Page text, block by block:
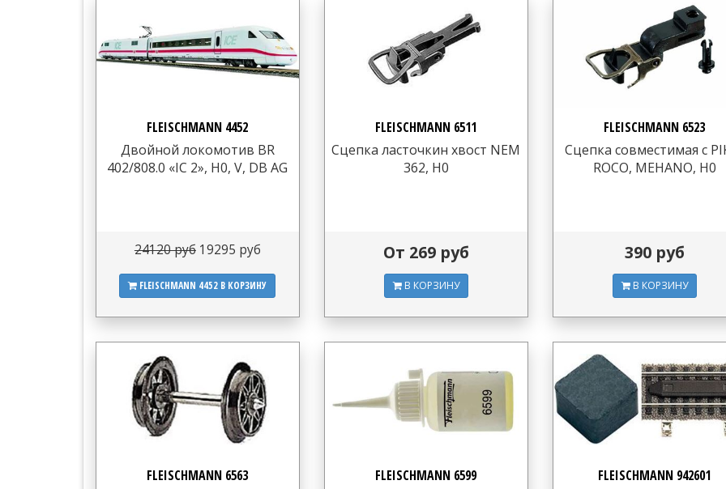
FLEISCHMANN 4452
Двойной локомотив BR
402/808.0 «IC 2», H0, V, DB AG
24120 руб 19295 руб
FLEISCHMANN 4452 В КОРЗИНУ
FLEISCHMANN 6511
Сцепка ласточкин хвост NEM
362, H0
От 269 руб
В КОРЗИНУ
FLEISCHMANN 6523
Сцепка совместимая с
ROCO, MEHANO, H0
390 руб
В КОРЗИНУ
FLEISCHMANN 6563
FLEISCHMANN 6599
FLEISCHMANN 942601